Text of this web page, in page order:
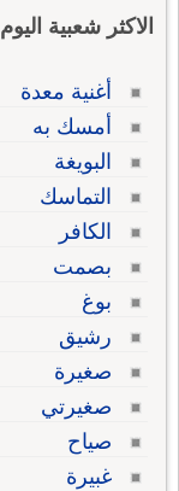
الاكثر شعبية اليوم
أغنية معدة
أمسك به
البويغة
التماسك
الكافر
بصمت
بوغ
رشيق
صغيرة
صغيرتي
صياح
غبيرة